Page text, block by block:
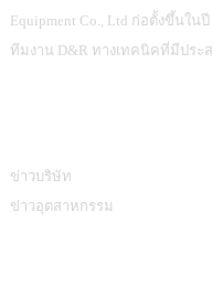
Equipment Co., Ltd ก่อตั้งขึ้นใน
ทีมงาน D&R ทางเทคนิคที่มีประ
ข่าวบริษัท
ข่าวอุตสาหกรรม